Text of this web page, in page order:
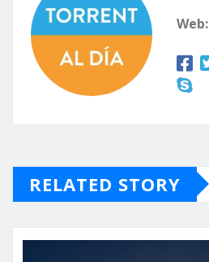
Web:
RELATED STORY